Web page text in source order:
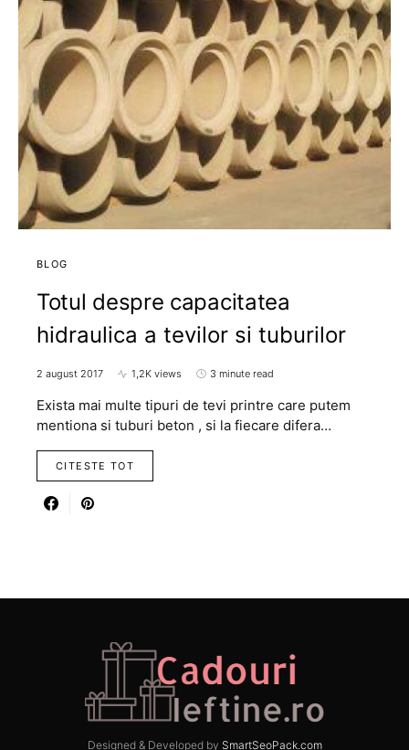
BLOG
Totul despre capacitatea
hidraulica a tevilor si tuburilor
2 august 2017 1,2K views 3 minute read
Exista mai multe tipuri de tevi printre care putem
mentiona si tuburi beton , si la fiecare difera…
CITESTE TOT
Designed & Developed by SmartSeoPack.com